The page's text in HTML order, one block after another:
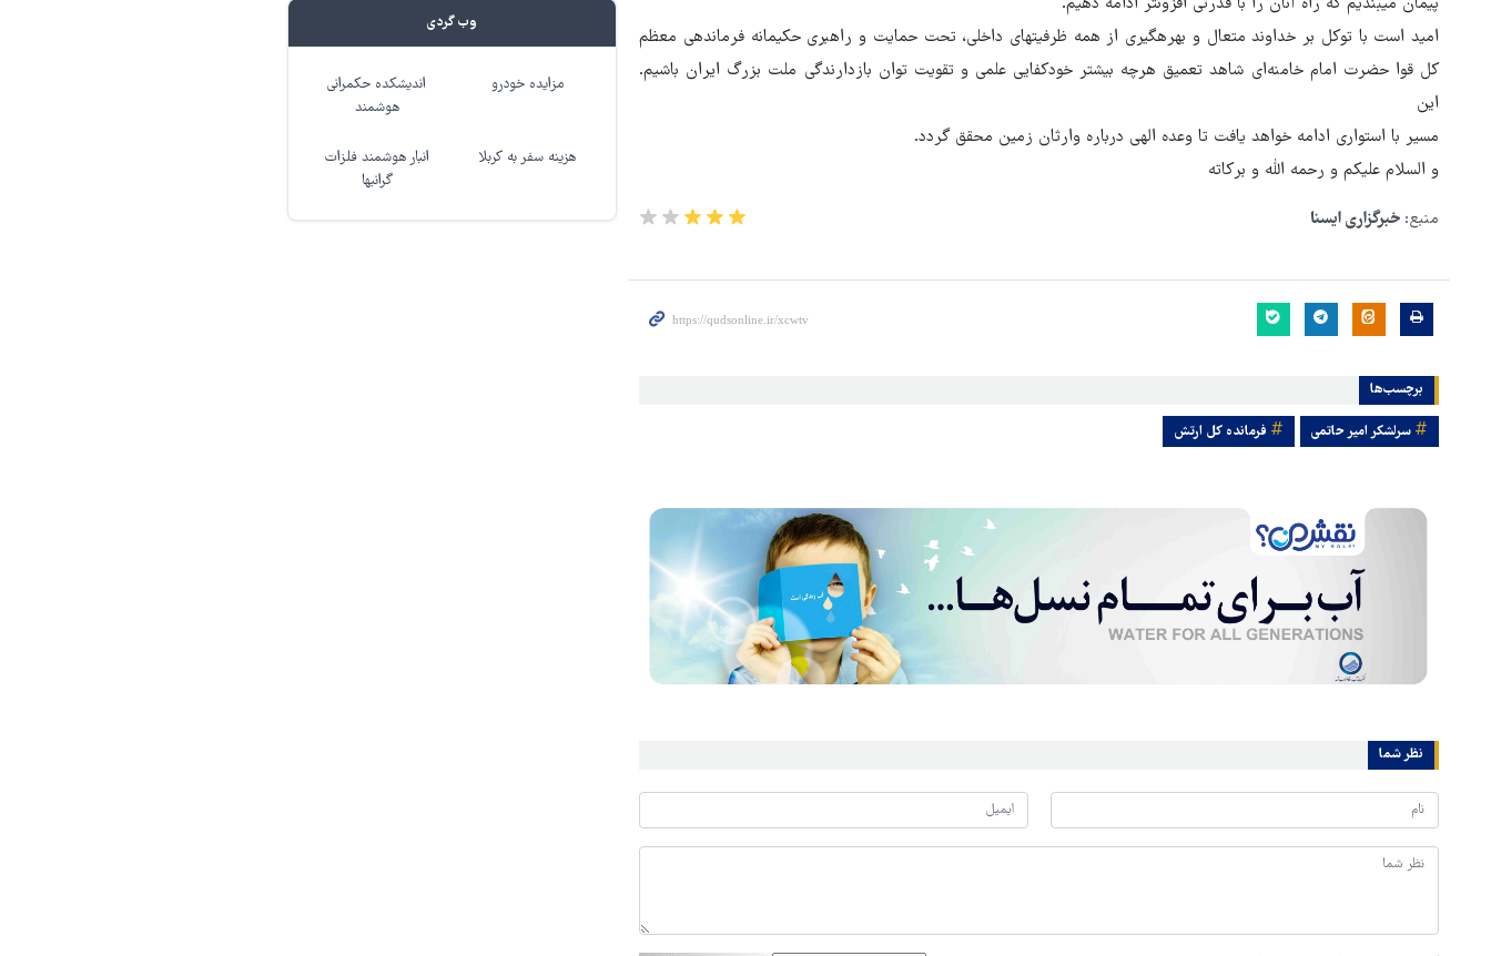
امید است با توکل بر خداوند متعال و بهره‍گیری از همه ظرفیت‍های داخلی، تحت حمایت و راهبری حکیمانه فرماندهی معظم
کل قوا حضرت امام خامنه‌ای شاهد تعمیق هرچه بیشتر خودکفایی علمی و تقویت توان بازدارندگی ملت بزرگ ایران باشیم.
این
مسیر با استواری ادامه خواهد یافت تا وعده الهی درباره وارثان زمین محقق گردد.
و السلام علیکم و رحمه الله و برکاته
منبع: خبرگزاری ایسنا
برچسب‌ها
سرلشکر امیر حاتمی فرمانده کل ارتش
نظر شما
وب گردی
مزایده خودرو
اندیشکده حکمرانی
هوشمند
هزینه سفر به کربلا
انبار هوشمند فلزات
گرانبها